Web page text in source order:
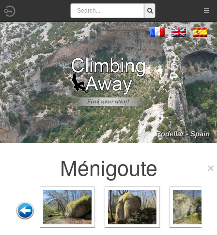
Rodellar - Spain
Ménigoute